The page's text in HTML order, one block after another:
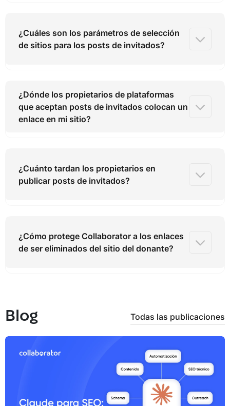
¿Cuáles son los parámetros de selección
de sitios para los posts de invitados?
¿Dónde los propietarios de plataformas
que aceptan posts de invitados colocan un
enlace en mi sitio?
¿Cuánto tardan los propietarios en
publicar posts de invitados?
¿Cómo protege Collaborator a los enlaces
de ser eliminados del sitio del donante?
Blog Todas las publicaciones